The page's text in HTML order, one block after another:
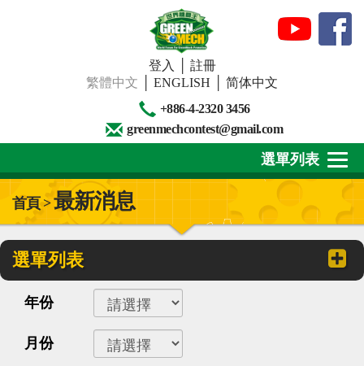
登入
註冊
繁體中文
ENGLISH
简体中文
+886-4-2320 3456
greenmechcontest@gmail.com
關於我們
下載專區
賽事活動
精彩回顧
選單列表
首頁 >最新消息
選單列表
年份
月份